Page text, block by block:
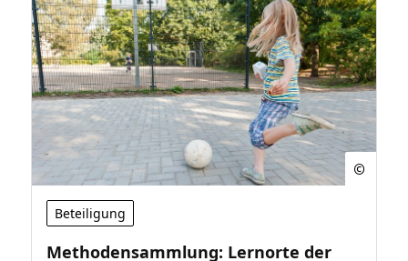
Beteiligung
Methodensammlung: Lernorte der